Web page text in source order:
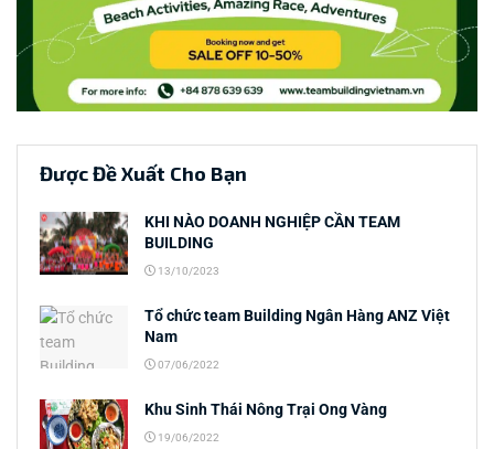
Được Đề Xuất Cho Bạn
KHI NÀO DOANH NGHIỆP CẦN TEAM
BUILDING
13/10/2023
Tổ chức team Building Ngân Hàng ANZ Việt
Nam
07/06/2022
Khu Sinh Thái Nông Trại Ong Vàng
19/06/2022